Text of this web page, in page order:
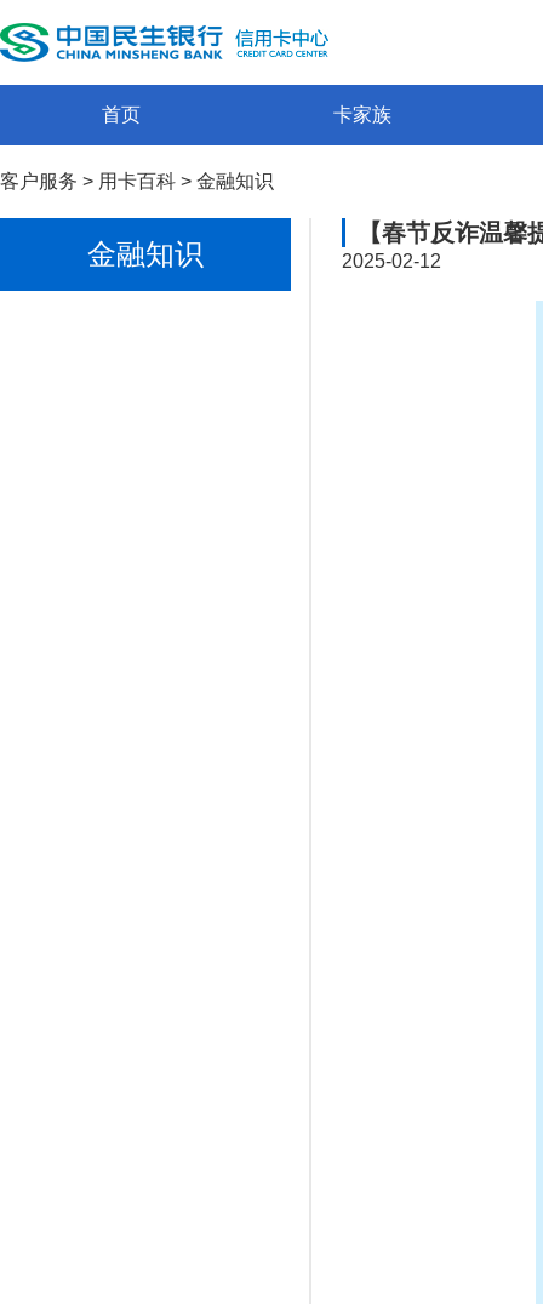
首页 卡家族
客户服务 > 用卡百科 > 金融知识
金融知识
【春节反诈温
2025-02-12